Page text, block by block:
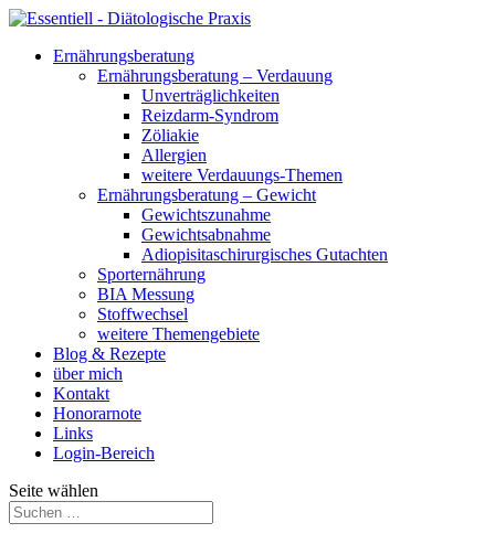
Ernährungsberatung
Ernährungsberatung – Verdauung
Unverträglichkeiten
Reizdarm-Syndrom
Zöliakie
Allergien
weitere Verdauungs-Themen
Ernährungsberatung – Gewicht
Gewichtszunahme
Gewichtsabnahme
Adiopisitaschirurgisches Gutachten
Sporternährung
BIA Messung
Stoffwechsel
weitere Themengebiete
Blog & Rezepte
über mich
Kontakt
Honorarnote
Links
Login-Bereich
Seite wählen